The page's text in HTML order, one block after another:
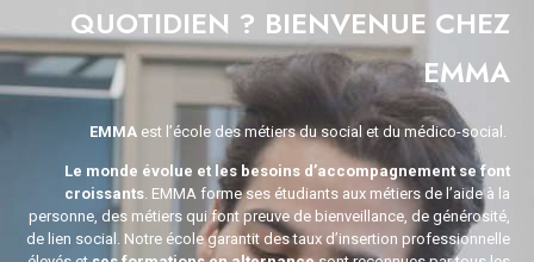
QUOTIDIEN ? BIENVENUE CHEZ
EMMA
EMMA est l’école des métiers du social et du médico-social.
Le monde évolue et les besoins d’accompagnement se font
croissants . EMMA forme ses étudiants aux métiers de l’aide à la
personne, des métiers qui font preuve de bienveillance, de générosité,
de lien social. Notre école garantit des taux d’insertion professionnelle